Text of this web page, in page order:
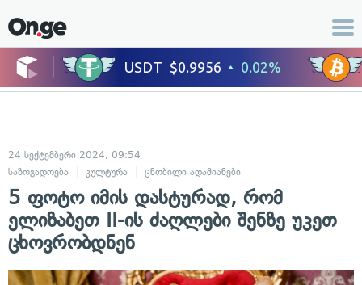
24 სექტემბერი 2024, 09:54
საზოგადოება
კულტურა ცნობილი ადამიანები
5 ფოტო იმის დასტურად, რომ
ელიზაბეთ II-ის ძაღლები შენზე უკეთ
ცხოვრობდნენ